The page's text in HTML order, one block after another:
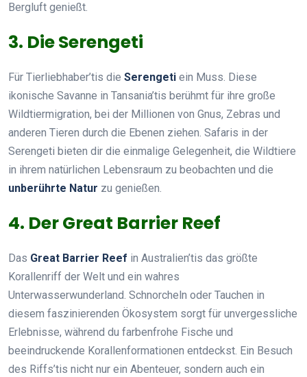
Bergluft genießt.
3. Die Serengeti
Für Tierliebhaber’tis die Serengeti ein Muss. Diese
ikonische Savanne in Tansania’tis berühmt für ihre große
Wildtiermigration, bei der Millionen von Gnus, Zebras und
anderen Tieren durch die Ebenen ziehen. Safaris in der
Serengeti bieten dir die einmalige Gelegenheit, die Wildtiere
in ihrem natürlichen Lebensraum zu beobachten und die
unberührte Natur zu genießen.
4. Der Great Barrier Reef
Das Great Barrier Reef in Australien’tis das größte
Korallenriff der Welt und ein wahres
Unterwasserwunderland. Schnorcheln oder Tauchen in
diesem faszinierenden Ökosystem sorgt für unvergessliche
Erlebnisse, während du farbenfrohe Fische und
beeindruckende Korallenformationen entdeckst. Ein Besuch
des Riffs’tis nicht nur ein Abenteuer, sondern auch ein